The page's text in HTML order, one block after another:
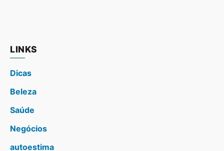
LINKS
Dicas
Beleza
Saúde
Negócios
autoestima